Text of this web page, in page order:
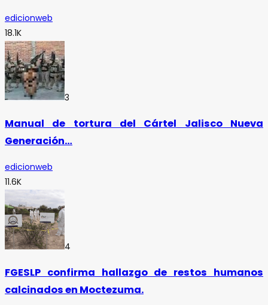
edicionweb
18.1K
3
Manual de tortura del Cártel Jalisco Nueva
Generación…
edicionweb
11.6K
4
FGESLP confirma hallazgo de restos humanos
calcinados en Moctezuma.